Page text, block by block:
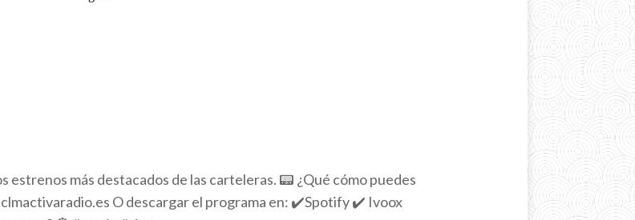
estrenos más destacados de las carteleras. 📟 ¿Qué cómo puedes
O descargar el programa en: ✔️Spotify ✔️ Ivoox